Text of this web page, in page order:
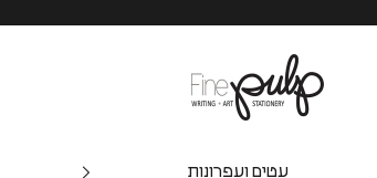
Pulp Shop
עטים ועפרונות